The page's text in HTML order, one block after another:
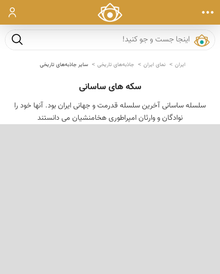
ورود
جست و
ایران نمای ایران جاذبه‌های تاریخی سایر جاذبه‌های تاریخی
سکه های ساسانی
سلسله ساسانی آخرین سلسله قدرمت و جهانی ایران بود. آنها خود را
نوادگان و وارثان امپراطوری هخامنشیان می دانستند